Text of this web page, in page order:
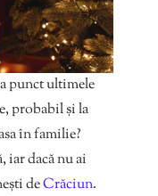
punct ultimele
probabil și la
în familie?
iar dacă nu ai
deCrăciun.